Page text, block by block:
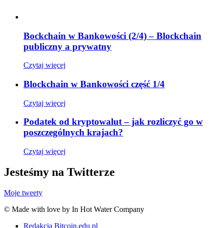
Bockchain w Bankowości (2/4) – Blockchain
publiczny a prywatny
Czytaj więcej
Blockchain w Bankowości część 1/4
Czytaj więcej
Podatek od kryptowalut – jak rozliczyć go w
poszczególnych krajach?
Czytaj więcej
Jesteśmy na Twitterze
Moje tweety
© Made with love by In Hot Water Company
Redakcja Bitcoin.edu.pl